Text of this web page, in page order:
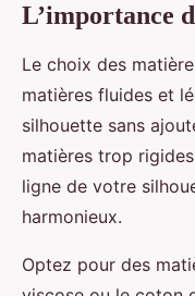
L’importance
Le choix des
matières fluides et
silhouette sans
matières trop
ligne de votre
harmonieux.
Optez pour des